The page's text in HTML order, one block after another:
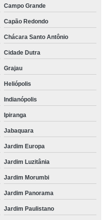
Campo Grande
Capão Redondo
Chácara Santo Antônio
Cidade Dutra
Grajau
Heliópolis
Indianópolis
Ipiranga
Jabaquara
Jardim Europa
Jardim Luzitânia
Jardim Morumbi
Jardim Panorama
Jardim Paulistano